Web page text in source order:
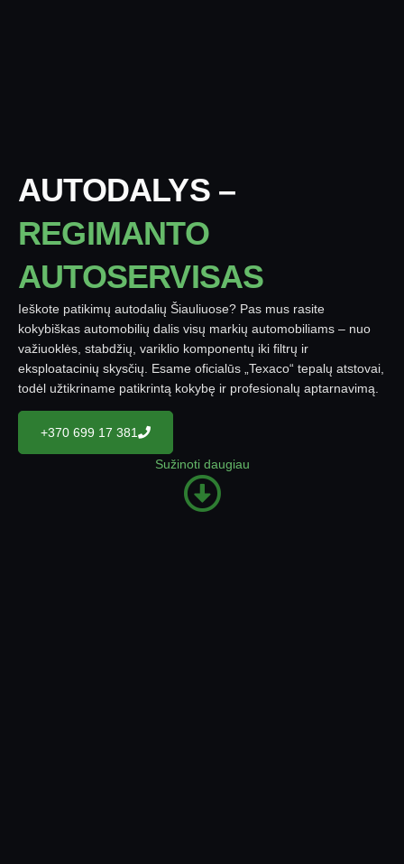
AUTODALYS –
REGIMANTO
AUTOSERVISAS
Ieškote patikimų autodalių Šiauliuose? Pas mus rasite
kokybiškas automobilių dalis visų markių automobiliams – nuo
važiuoklės, stabdžių, variklio komponentų iki filtrų ir
eksploatacinių skysčių. Esame oficialūs „Texaco“ tepalų atstovai,
todėl užtikriname patikrintą kokybę ir profesionalų aptarnavimą.
+370 699 17 381
Sužinoti daugiau